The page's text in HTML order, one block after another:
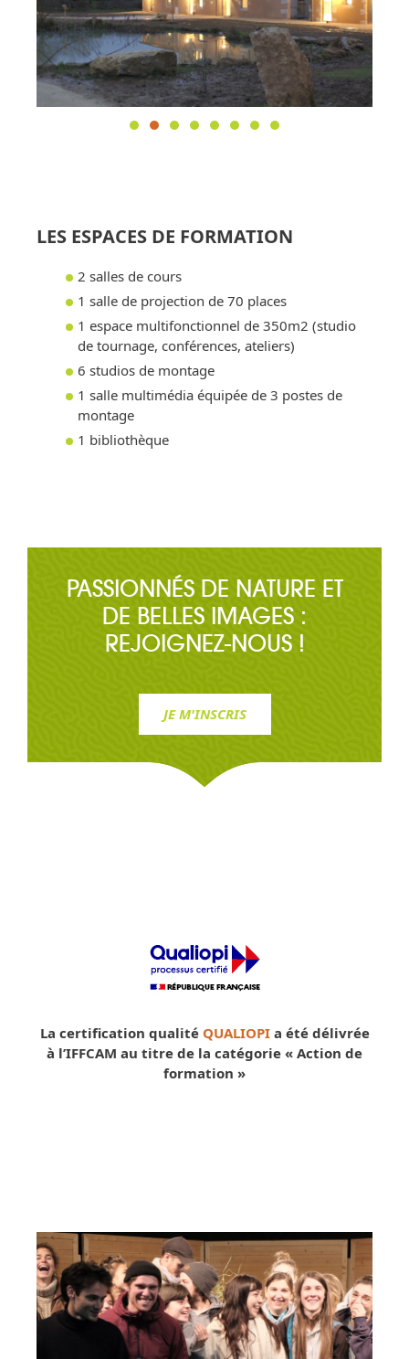
LES ESPACES DE FORMATION
2 salles de cours
1 salle de projection de 70 places
1 espace multifonctionnel de 350m2 (studio
de tournage, conférences, ateliers)
6 studios de montage
1 salle multimédia équipée de 3 postes de
montage
1 bibliothèque
PASSIONNÉS DE NATURE ET
DE BELLES IMAGES :
REJOIGNEZ-NOUS !
JE M'INSCRIS
La certification qualité QUALIOPIa été délivrée
à l’IFFCAM au titre de la catégorie « Action de
formation »